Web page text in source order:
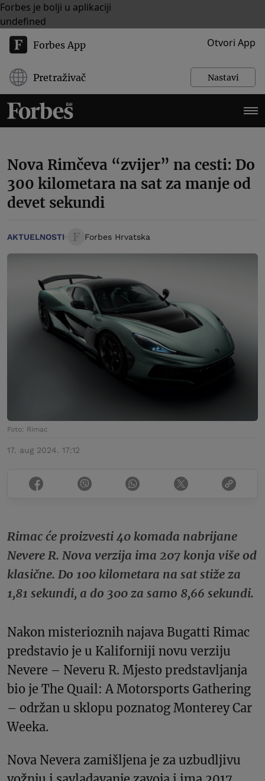
Forbes je bolji u aplikaciji
undefined
Forbes App Otvori App
Pretraživač Nastavi
Nova Rimčeva “zvijer” na cesti: Do
300 kilometara na sat za manje od
devet sekundi
AKTUELNOSTI Forbes Hrvatska
Foto: Rimac
17. aug 2024. 17:12
Rimac će proizvesti 40 komada nabrijane
Nevere R. Nova verzija ima 207 konja više od
klasične. Do 100 kilometara na sat stiže za
1,81 sekundi, a do 300 za samo 8,66 sekundi.
Nakon misterioznih najava Bugatti Rimac
predstavio je u Kaliforniji novu verziju
Nevere – Neveru R. Mjesto predstavljanja
bio je The Quail: A Motorsports Gathering
– održan u sklopu poznatog Monterey Car
Weeka.
Nova Nevera zamišljena je za uzbudljivu